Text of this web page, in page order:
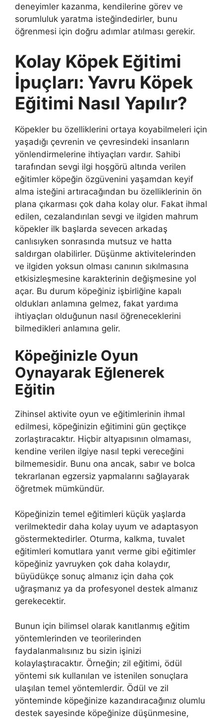
deneyimler kazanma, kendilerine görev ve
sorumluluk yaratma isteğindedirler, bunu
öğrenmesi için doğru adımlar atılması gerekir.
Kolay Köpek Eğitimi
İpuçları: Yavru Köpek
Eğitimi Nasıl Yapılır?
Köpekler bu özelliklerini ortaya koyabilmeleri için
yaşadığı çevrenin ve çevresindeki insanların
yönlendirmelerine ihtiyaçları vardır. Sahibi
tarafından sevgi ilgi hoşgörü altında verilen
eğitimler köpeğin özgüvenini yaşamdan keyif
alma isteğini artıracağından bu özelliklerinin ön
plana çıkarması çok daha kolay olur. Fakat ihmal
edilen, cezalandırılan sevgi ve ilgiden mahrum
köpekler ilk başlarda sevecen arkadaş
canlısıyken sonrasında mutsuz ve hatta
saldırgan olabilirler. Düşünme aktivitelerinden
ve ilgiden yoksun olması canının sıkılmasına
etkisizleşmesine karakterinin değişmesine yol
açar. Bu durum köpeğiniz işbirliğine kapalı
oldukları anlamına gelmez, fakat yardıma
ihtiyaçları olduğunun nasıl öğreneceklerini
bilmedikleri anlamına gelir.
Köpeğinizle Oyun
Oynayarak Eğlenerek
Eğitin
Zihinsel aktivite oyun ve eğitimlerinin ihmal
edilmesi, köpeğinizin eğitimini gün geçtikçe
zorlaştıracaktır. Hiçbir altyapısının olmaması,
kendine verilen ilgiye nasıl tepki vereceğini
bilmemesidir. Bunu ona ancak, sabır ve bolca
tekrarlanan egzersiz yapmalarını sağlayarak
öğretmek mümkündür.
Köpeğinizin temel eğitimleri küçük yaşlarda
verilmektedir daha kolay uyum ve adaptasyon
göstermektedirler. Oturma, kalkma, tuvalet
eğitimleri komutlara yanıt verme gibi eğitimler
köpeğiniz yavruyken çok daha kolaydır,
büyüdükçe sonuç almanız için daha çok
uğraşmanız ya da profesyonel destek almanız
gerekecektir.
Bunun için bilimsel olarak kanıtlanmış eğitim
yöntemlerinden ve teorilerinden
faydalanmalısınız bu sizin işinizi
kolaylaştıracaktır. Örneğin; zil eğitimi, ödül
yöntemi sık kullanılan ve istenilen sonuçlara
ulaşılan temel yöntemlerdir. Ödül ve zil
yönteminde köpeğinize kazandıracağınız olumlu
destek sayesinde köpeğinize düşünmesine,